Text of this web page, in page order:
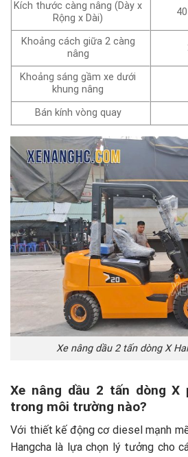
Kích thước càng nâng (Dày x
Rộng x Dài)
Khoảng cách giữa 2 càng
nâng
Khoảng sáng gầm xe dưới
khung nâng
Bán kính vòng quay
Xe nâng dầu 2 tấn dòng X
Xe nâng dầu 2 tấn dòng X
trong môi trường nào?
Với thiết kế động cơ diesel mạnh
Hangcha là lựa chọn lý tưởng cho